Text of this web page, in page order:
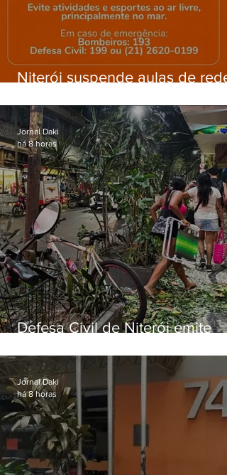
Niterói suspende aulas de rede
ventos fortes nesta sexta (7)
Defesa Civil de Niterói emite
sexta-feira (07)
Jornal Daki
há 8 horas
Jornal Daki
há 8 horas